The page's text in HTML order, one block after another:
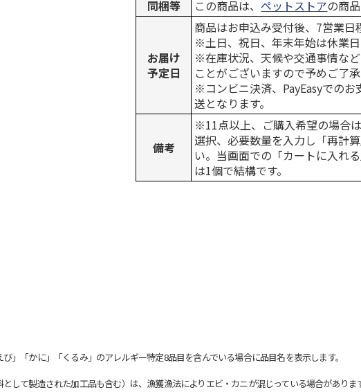
同梱等
この商品は、ペットストアの商
お届け
予定日
商品はお申込み受付後、7営業日
※土日、祝日、年末年始は休業日
※在庫状況、天候や交通事情な
ことがございますので予めご了承
※コンビニ決済、PayEasyでの
送となります。
備考
※11点以上、ご購入希望の場合
選択、必要数量を入力し「再計
い。当画面での「カートに入れ
は1個で結構です。
」「かに」「くるみ」のアレルギー特定8品目を含んでいる場合に品目名を表示します。
して製造された加工品も含む）は、漁獲漁法によりエビ・カニが混じっている場合があり